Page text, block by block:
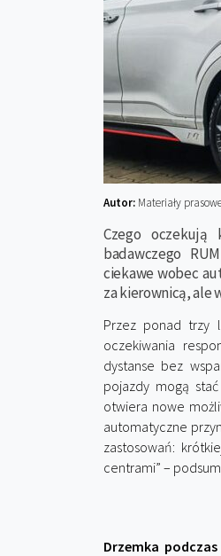
Autor: Materiały
Czego
badawczego
ciekawe wobec
za kierownicą, ale
Przez ponad trzy
oczekiwania
dystanse bez
pojazdy mogą
otwiera nowe
automatyczne
zastosowań:
centrami” –
Drzemka